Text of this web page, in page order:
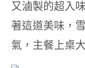
又滷製的超入
著這道美味，
氣，主餐上桌